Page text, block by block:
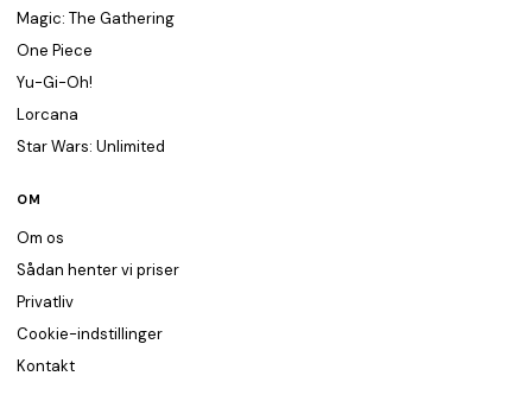
Magic: The Gathering
One Piece
Yu-Gi-Oh!
Lorcana
Star Wars: Unlimited
OM
Om os
Sådan henter vi priser
Privatliv
Cookie-indstillinger
Kontakt